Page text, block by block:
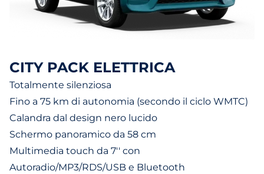
CITY PACK ELETTRICA
Totalmente silenziosa
Fino a 75 km di autonomia (secondo il ciclo WMTC)
Calandra dal design nero lucido
Schermo panoramico da 58 cm
Multimedia touch da 7'' con
Autoradio/MP3/RDS/USB e Bluetooth